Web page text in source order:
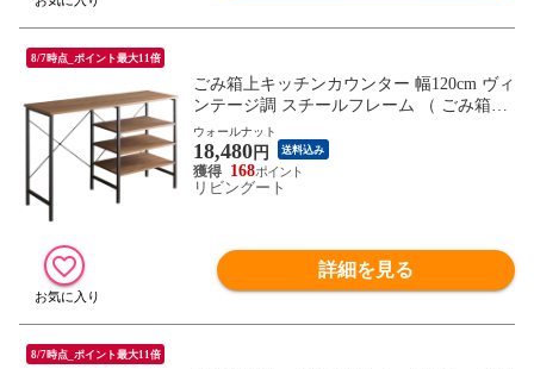
8/7時点_ポイント最大11倍
ごみ箱上キッチンカウンター 幅120cm ヴィ
ンテージ調 スチールフレーム （ ごみ箱上
カウンター ラック 棚 ゴミ箱上収納 収納
ダストボックス 作業台 キッチンカウンタ
ー キッチン収納 台所 キッチン家具 シンプ
ル 可動棚 ） 【ウォールナット】
ウォールナット
18,480円 送料込み
168
リビングート
詳細を見る
8/7時点_ポイント最大11倍